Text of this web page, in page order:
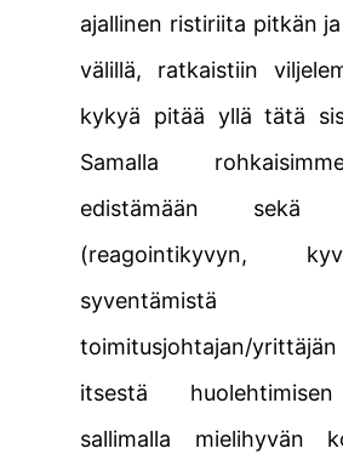
ajallinen ristiriita pitkän
välillä, ratkaistiin
kykyä pitää yllä tätä
Samalla
edistämään sekä
(reagointikyvyn,
syventämistä
toimitusjohtajan/
itsestä
sallimalla mielihyvän